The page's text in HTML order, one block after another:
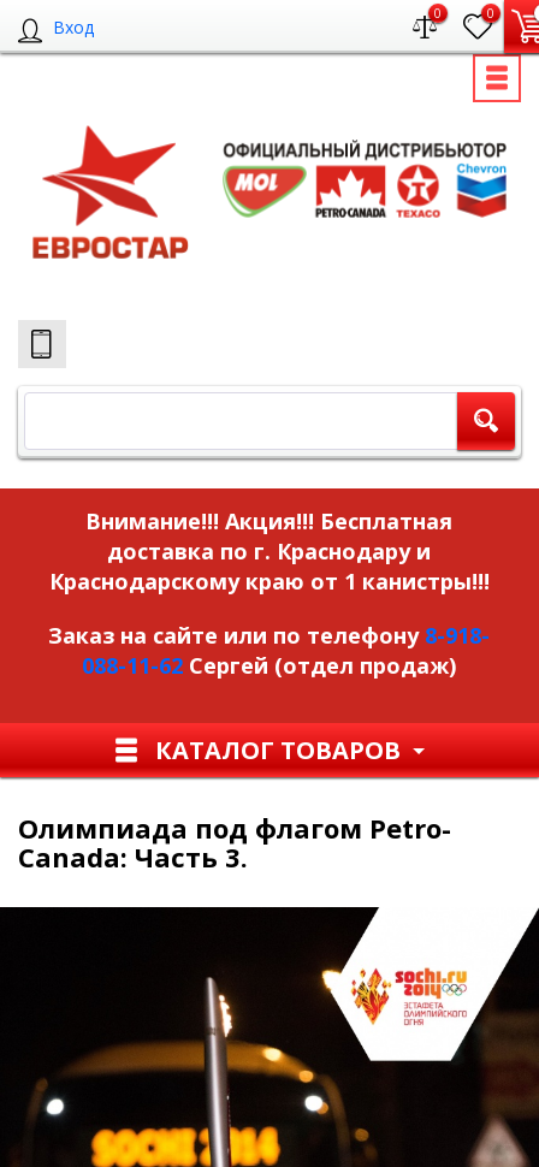
Вход
0 0
Внимание!!! Акция!!! Бесплатная
доставка по г. Краснодару и
Краснодарскому краю от 1 канистры!!!
Заказ на сайте или по телефону 8-918-
088-11-62 Сергей (отдел продаж)
КАТАЛОГ ТОВАРОВ
Олимпиада под флагом Petro-
Canada: Часть 3.